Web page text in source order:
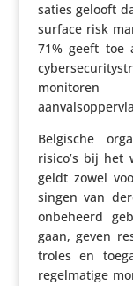
sa­ties gelooft
surface risk
71% geeft toe
Belgische
risico’s bij het
geldt zowel
singen van
onbeheerd
gaan, geven
troles en
regel­ma­tige